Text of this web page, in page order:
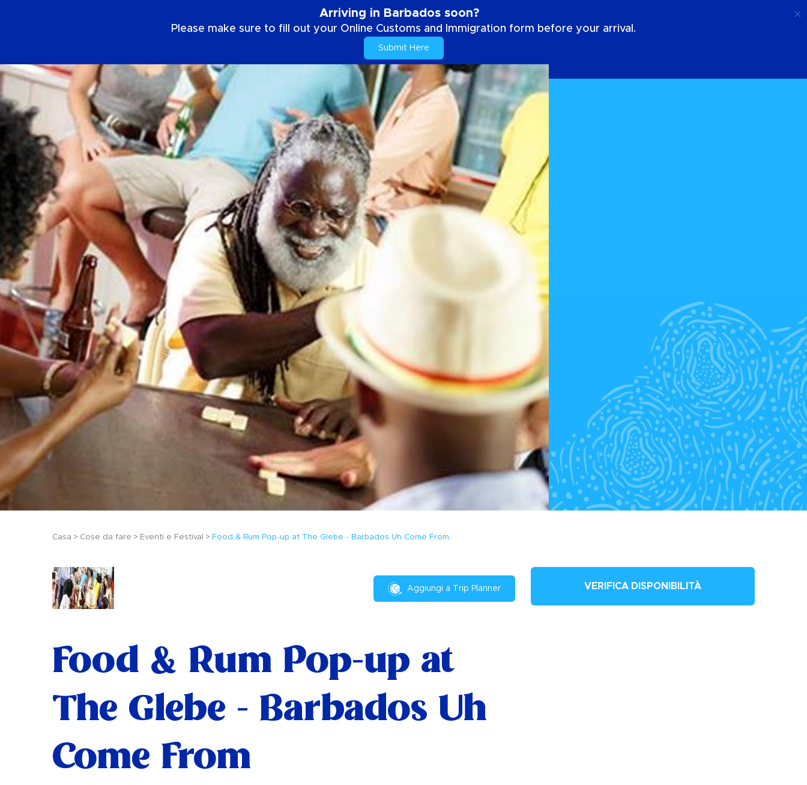
Arriving in Barbados soon?
Please make sure to fill out your Online Customs and Immigration form before your arrival.
Submit Here
Casa Cose da fare Eventi e Festival Food & Rum Pop-up at The Glebe - Barbados Uh Come From
Aggiungi a Trip Planner
Food & Rum Pop-up at
The Glebe - Barbados Uh
Come From
VERIFICA DISPONIBILITÀ